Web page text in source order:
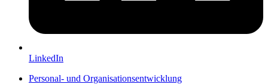
LinkedIn
Personal- und Organisationsentwicklung